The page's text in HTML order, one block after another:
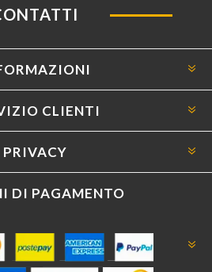
CLIENTI
PRIVACY
DI PAGAMENTO